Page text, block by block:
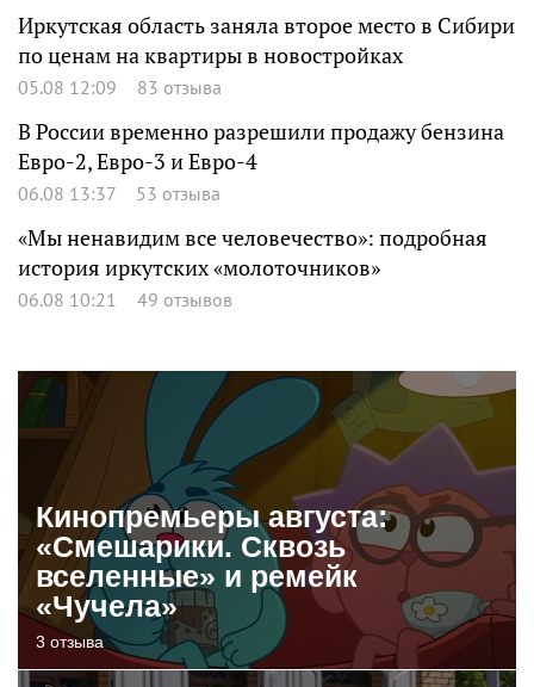
Иркутская область заняла второе место в Сибири
по ценам на квартиры в новостройках
05.08 12:09 83 отзыва
В России временно разрешили продажу бензина
Евро-2, Евро-3 и Евро-4
06.08 13:37 53 отзыва
«Мы ненавидим все человечество»: подробная
история иркутских «молоточников»
06.08 10:21 49 отзывов
Кинопремьеры августа:
«Смешарики. Сквозь
вселенные» и ремейк
«Чучела»
3 отзыва